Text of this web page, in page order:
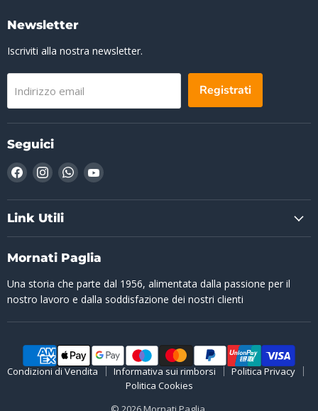
Newsletter
Iscriviti alla nostra newsletter.
Indirizzo email Registrati
Seguici
Trovaci
Facebook
Trovaci
Instagram
Trovaci
WhatsApp
Trovaci
YouTube
Link Utili
Mornati Paglia
Una storia che parte dal 1956, alimentata dalla passione per il
nostro lavoro e dalla soddisfazione dei nostri clienti
Condizioni di Vendita Informativa sui rimborsi
Politica Privacy
Politica Cookies